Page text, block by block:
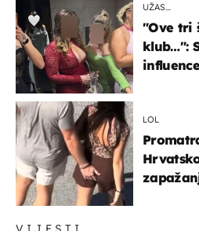
UŽAS…
"Ove tri
klub…":
LOL